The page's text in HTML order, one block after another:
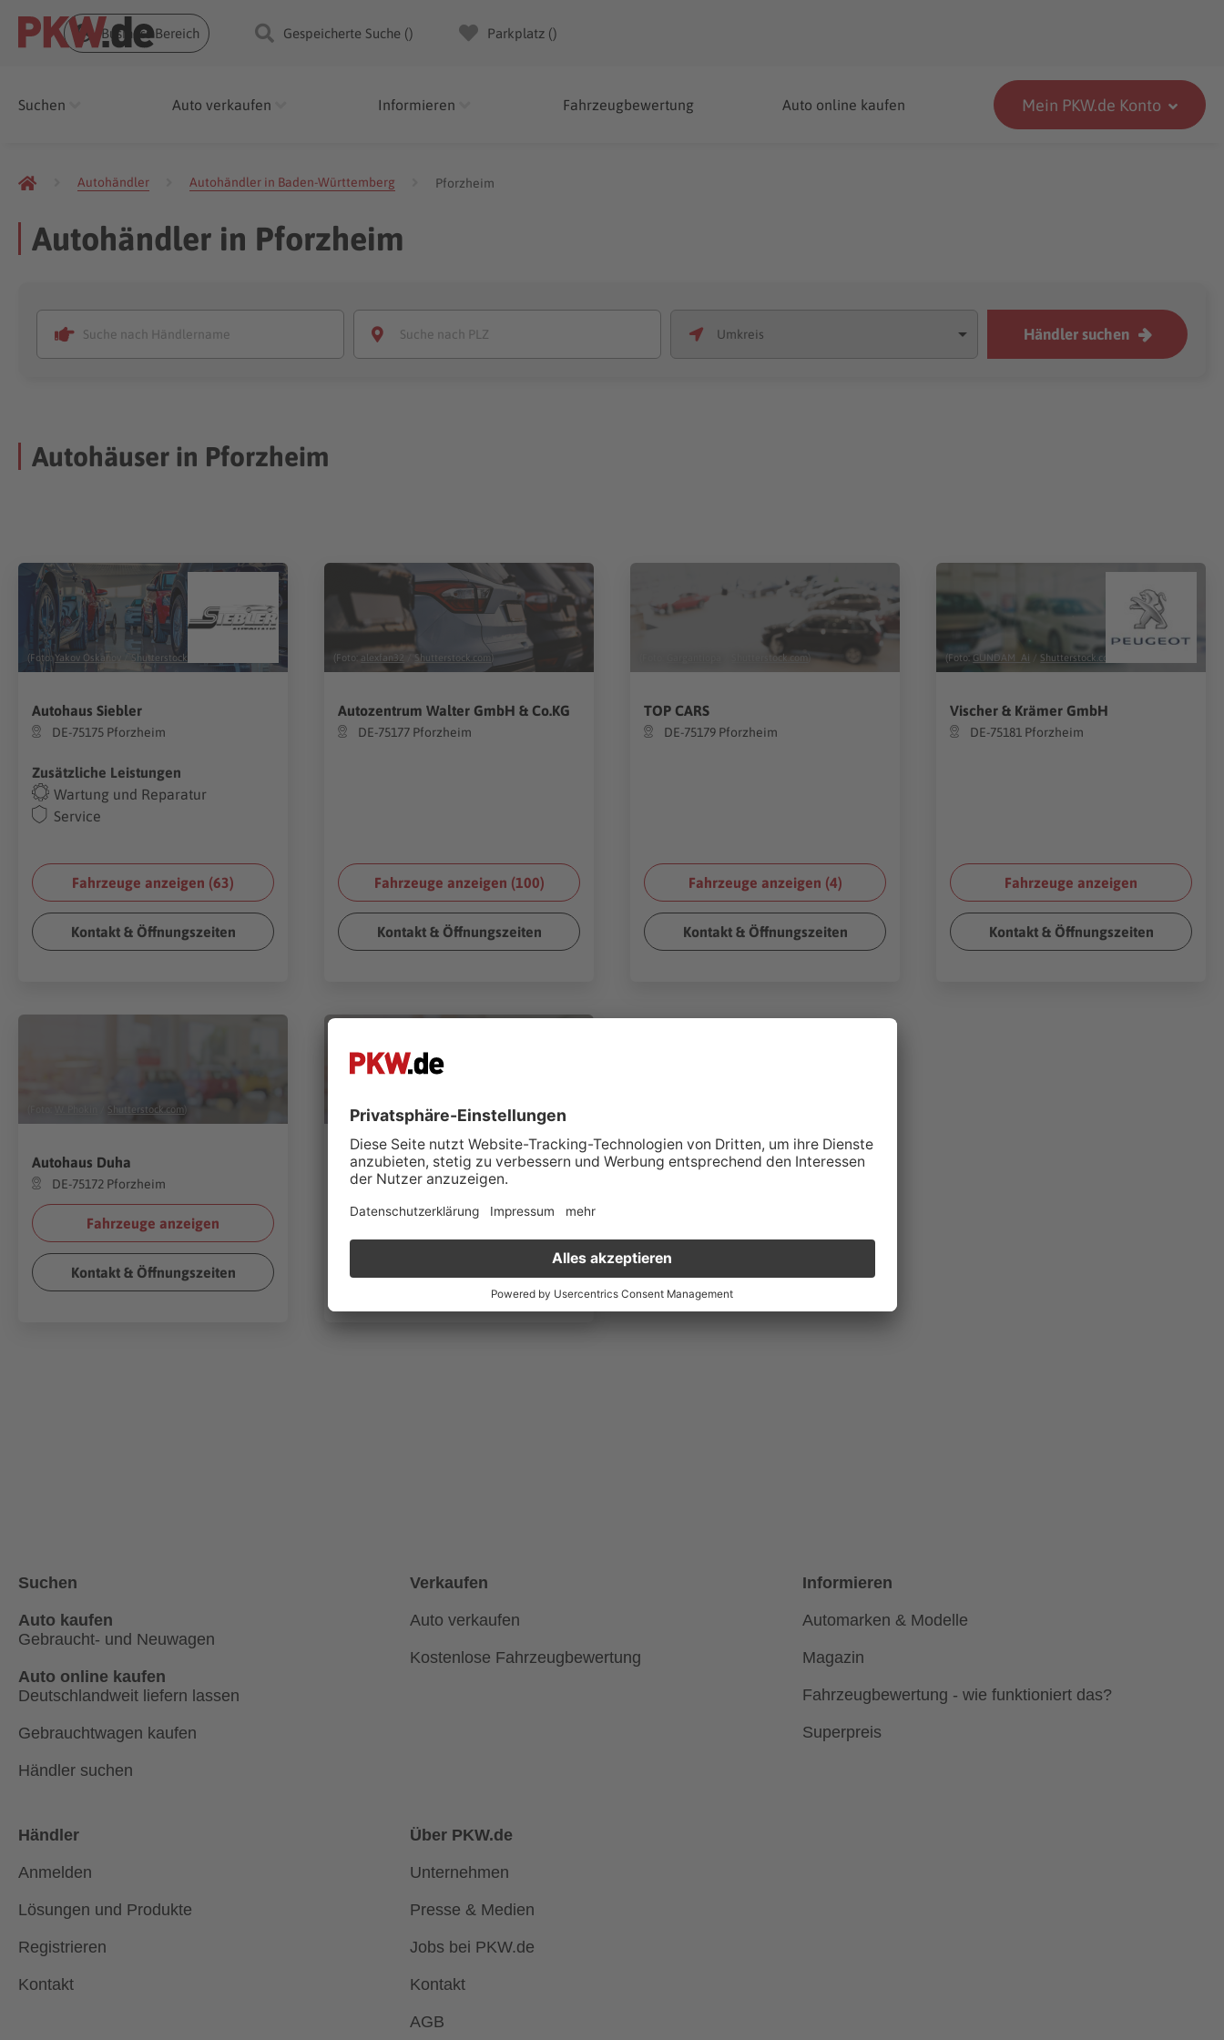
Business Bereich Gespeicherte Suche () Parkplatz ()
Suchen Auto verkaufen Informieren Fahrzeugbewertung Auto online kaufen Mein PKW.de Konto
Autohändler Autohändler in Baden-Württemberg Pforzheim
Autohändler in Pforzheim
Händler suchen
Autohäuser in Pforzheim
(Foto:Yakov Oskanov Shutterstock.com
Autohaus Siebler
DE-75175 Pforzheim
Zusätzliche Leistungen
Wartung und Reparatur
Service
Fahrzeuge anzeigen (63)
Kontakt & Öffnungszeiten
(Foto: alexfan32 Shutterstock.com
Autozentrum Walter GmbH & Co.KG
DE-75177 Pforzheim
Fahrzeuge anzeigen (100)
Kontakt & Öffnungszeiten
Shutterstock.com
TOP CARS
DE-75179 Pforzheim
Fahrzeuge anzeigen (4)
Kontakt & Öffnungszeiten
(Foto:GUNDAM_Ai / Shutterstock.com
Vischer & Krämer GmbH
DE-75181 Pforzheim
Fahrzeuge anzeigen
Kontakt & Öffnungszeiten
Shutterstock.com
Autohaus Duha
DE-75172 Pforzheim
Fahrzeuge anzeigen
Kontakt & Öffnungszeiten
(Foto: W. Phokin Shutterstock.com )
RASHID AUTOMOBILE
DE-75172 Pforzheim
Fahrzeuge anzeigen
Suchen
Auto kaufen
Gebraucht- und Neuwagen
Auto online kaufen
Deutschlandweit liefern lassen
Gebrauchtwagen kaufen
Händler suchen
Verkaufen
Auto verkaufen
Kostenlose Fahrzeugbewertung
Informieren
Automarken & Modelle
Magazin
Fahrzeugbewertung - wie funktioniert das?
Superpreis
Händler
Anmelden
Lösungen und Produkte
Registrieren
Kontakt
Über PKW.de
Unternehmen
Presse & Medien
Jobs bei PKW.de
Kontakt
AGB